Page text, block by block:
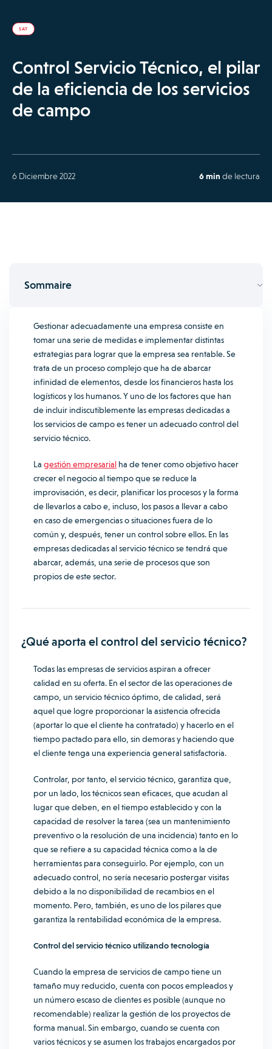
SAT
Control Servicio Técnico, el pilar
de la eficiencia de los servicios
de campo
6 Diciembre 2022 6 min de lectura
Sommaire
Gestionar adecuadamente una empresa consiste en
tomar una serie de medidas e implementar distintas
estrategias para lograr que la empresa sea rentable. Se
trata de un proceso complejo que ha de abarcar
infinidad de elementos, desde los financieros hasta los
logísticos y los humanos. Y uno de los factores que han
de incluir indiscutiblemente las empresas dedicadas a
los servicios de campo es tener un adecuado control del
servicio técnico.
La gestión empresarial ha de tener como objetivo hacer
crecer el negocio al tiempo que se reduce la
improvisación, es decir, planificar los procesos y la forma
de llevarlos a cabo e, incluso, los pasos a llevar a cabo
en caso de emergencias o situaciones fuera de lo
común y, después, tener un control sobre ellos. En las
empresas dedicadas al servicio técnico se tendrá que
abarcar, además, una serie de procesos que son
propios de este sector.
¿Qué aporta el control del servicio técnico?
Todas las empresas de servicios aspiran a ofrecer
calidad en su oferta. En el sector de las operaciones de
campo, un servicio técnico óptimo, de calidad, será
aquel que logre proporcionar la asistencia ofrecida
(aportar lo que el cliente ha contratado) y hacerlo en el
tiempo pactado para ello, sin demoras y haciendo que
el cliente tenga una experiencia general satisfactoria.
Controlar, por tanto, el servicio técnico, garantiza que,
por un lado, los técnicos sean eficaces, que acudan al
lugar que deben, en el tiempo establecido y con la
capacidad de resolver la tarea (sea un mantenimiento
preventivo o la resolución de una incidencia) tanto en lo
que se refiere a su capacidad técnica como a la de
herramientas para conseguirlo. Por ejemplo, con un
adecuado control, no sería necesario postergar visitas
debido a la no disponibilidad de recambios en el
momento. Pero, también, es uno de los pilares que
garantiza la rentabilidad económica de la empresa.
Control del servicio técnico utilizando tecnología
Cuando la empresa de servicios de campo tiene un
tamaño muy reducido, cuenta con pocos empleados y
un número escaso de clientes es posible (aunque no
recomendable) realizar la gestión de los proyectos de
forma manual. Sin embargo, cuando se cuenta con
varios técnicos y se asumen los trabajos encargados por